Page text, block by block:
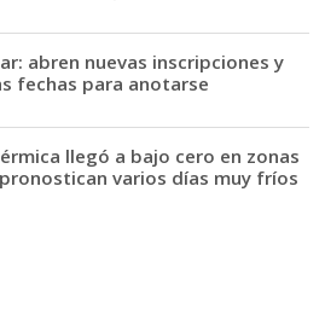
abren nuevas inscripciones y
fechas para anotarse
llegó a bajo cero en zonas
varios días muy fríos